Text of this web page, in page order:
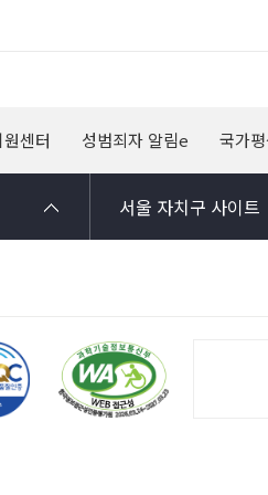
센터 성범죄자 알림e 국가
서울 자치구 사이트